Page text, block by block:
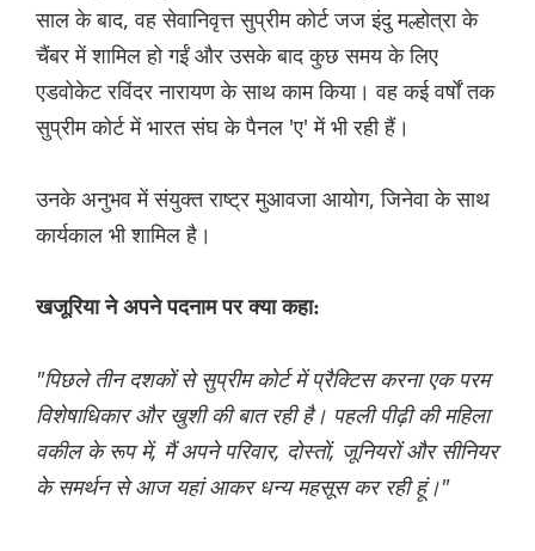
साल के बाद, वह सेवानिवृत्त सुप्रीम कोर्ट जज इंदु मल्होत्रा के
चैंबर में शामिल हो गईं और उसके बाद कुछ समय के लिए
एडवोकेट रविंदर नारायण के साथ काम किया। वह कई वर्षों तक
सुप्रीम कोर्ट में भारत संघ के पैनल 'ए' में भी रही हैं।
उनके अनुभव में संयुक्त राष्ट्र मुआवजा आयोग, जिनेवा के साथ
कार्यकाल भी शामिल है।
खजूरिया ने अपने पदनाम पर क्या कहा:
"पिछले तीन दशकों से सुप्रीम कोर्ट में प्रैक्टिस करना एक परम
विशेषाधिकार और खुशी की बात रही है। पहली पीढ़ी की महिला
वकील के रूप में, मैं अपने परिवार, दोस्तों, जूनियरों और सीनियर
के समर्थन से आज यहां आकर धन्य महसूस कर रही हूं।"